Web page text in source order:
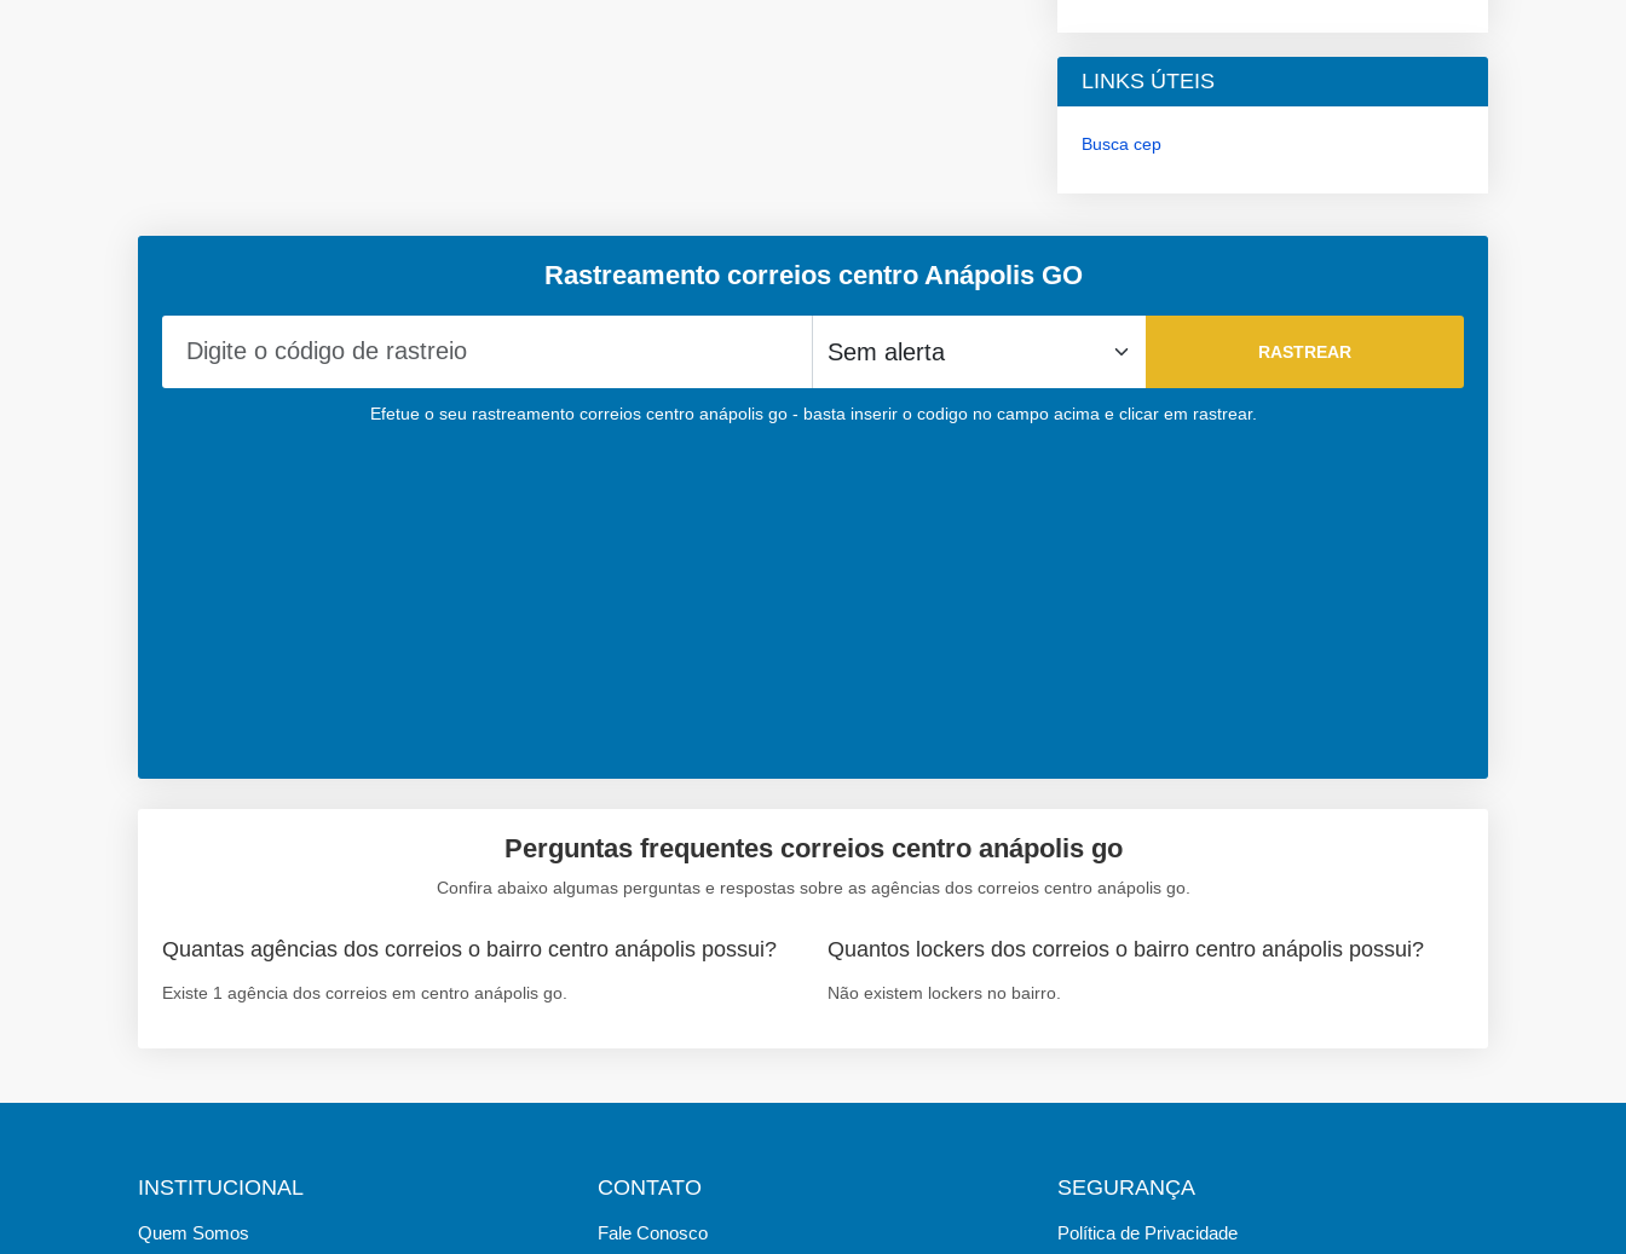
LINKS ÚTEIS
Busca cep
Rastreamento correios centro Anápolis GO
Efetue o seu rastreamento correios centro anápolis go - basta inserir o codigo no campo acima e clicar em rastrear.
Perguntas frequentes correios centro anápolis go
Confira abaixo algumas perguntas e respostas sobre as agências dos correios centro anápolis go.
Quantas agências dos correios o bairro centro anápolis possui?
Existe 1 agência dos correios em centro anápolis go.
Quantos lockers dos correios o bairro centro anápolis possui?
Não existem lockers no bairro.
INSTITUCIONAL
Quem Somos
CONTATO
Fale Conosco
SEGURANÇA
Política de Privacidade